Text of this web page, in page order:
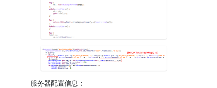
服务器配置信息：